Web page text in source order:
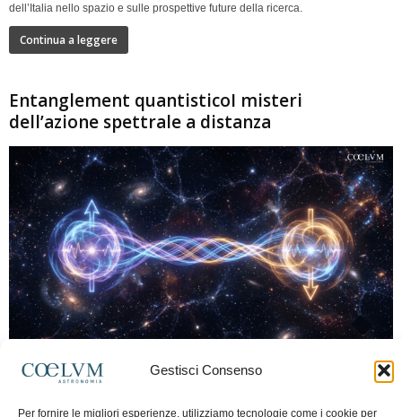
Gestisci Consenso
Per fornire le migliori esperienze, utilizziamo tecnologie come i cookie per
dell’Italia nello spazio e sulle prospettive future della ricerca.
Continua a leggere
Entanglement quantisticoI misteri
dell’azione spettrale a distanza
Marco Lorrai - 15 Giugno 2026 0
moderna: due particelle possono mostrare correlazioni che sembrano ignorare